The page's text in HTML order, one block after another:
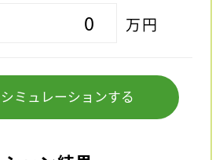
万円
ミュレーションする